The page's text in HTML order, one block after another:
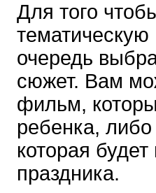
Для того
очередь
сюжет. Вам
фильм,
ребенка,
которая
праздника.